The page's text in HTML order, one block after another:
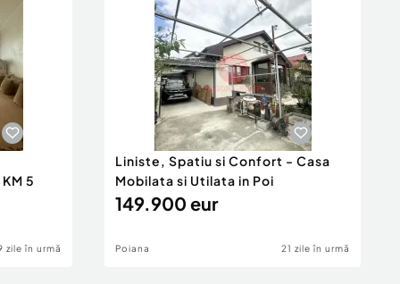
5
zile în urmă
Liniste, Spatiu si Confort - Casa
Mobilata si Utilata in Poi
149.900 eur
Poiana 21 zile în urmă